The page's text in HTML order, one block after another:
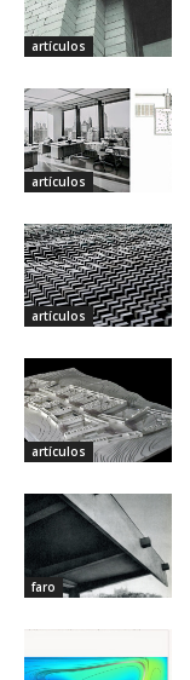
artículos
artículos
artículos
artículos
faro